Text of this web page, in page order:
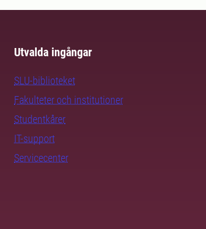
Utvalda ingångar
SLU-biblioteket
Fakulteter och institutioner
Studentkårer
IT-support
Servicecenter